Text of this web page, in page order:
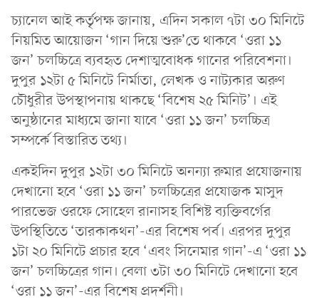
চ্যানেল আই কর্তৃপক্ষ জানায়, এদিন সকাল ৭টা ৩০ মিনিটে
নিয়মিত আয়োজন ‘গান দিয়ে শুরু’তে থাকবে ‘ওরা ১১
জন’ চলচ্চিত্রে ব্যবহৃত দেশাত্মবোধক গানের পরিবেশনা।
দুপুর ১২টা ৫ মিনিটে নির্মাতা, লেখক ও নাট্যকার অরুণ
চৌধুরীর উপস্থাপনায় থাকছে ‘বিশেষ ২৫ মিনিট’। এই
অনুষ্ঠানের মাধ্যমে জানা যাবে ‘ওরা ১১ জন’ চলচ্চিত্র
সম্পর্কে বিস্তারিত তথ্য।
একইদিন দুপুর ১২টা ৩০ মিনিটে অনন্যা রুমার প্রযোজনায়
দেখানো হবে ‘ওরা ১১ জন’ চলচ্চিত্রের প্রযোজক মাসুদ
পারভেজ ওরফে সোহেল রানাসহ বিশিষ্ট ব্যক্তিবর্গের
উপস্থিতিতে ‘তারকাকথন’-এর বিশেষ পর্ব। এরপর দুপুর
১টা ২০ মিনিটে প্রচার হবে ‘এবং সিনেমার গান’-এ ‘ওরা ১১
জন’ চলচ্চিত্রের গান। বেলা ৩টা ৩০ মিনিটে দেখানো হবে
‘ওরা ১১ জন’-এর বিশেষ প্রদর্শনী।